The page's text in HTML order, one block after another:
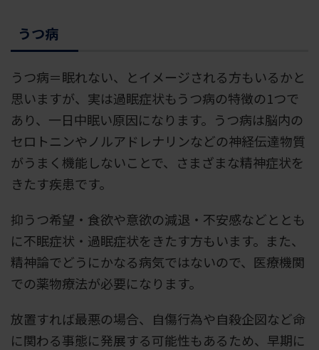
うつ病
うつ病＝眠れない、とイメージされる方もいるかと
思いますが、実は過眠症状もうつ病の特徴の1つで
あり、一日中眠い原因になります。うつ病は脳内の
セロトニンやノルアドレナリンなどの神経伝達物質
がうまく機能しないことで、さまざまな精神症状を
きたす疾患です。
抑うつ希望・食欲や意欲の減退・不安感などととも
に不眠症状・過眠症状をきたす方もいます。また、
精神論でどうにかなる病気ではないので、医療機関
での薬物療法が必要になります。
放置すれば最悪の場合、自傷行為や自殺企図など命
に関わる事態に発展する可能性もあるため、早期に